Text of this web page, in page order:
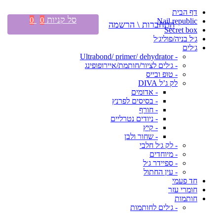
דף הבית
Nail republic
Secret box
ג׳ל בניה/פוליג׳ל
ג׳לים
- Ultrabond/ primer/ dehydrator
- ג׳לים לציור/חותמת/איירופופינג
- טופ ובייס
לק ג’ל DIVA
- אדומים
- בסיסים לפרנץ
- חורף
- ניודים נטרליים
- קיץ
- שחור ולבן
- לק ג׳ל חלבי
- מיוחדים
- ספיידר ג׳ל
- עין החתול
חד פעמי
חומרי עזר
חותמות
- ג׳לים לחותמות
התחברות \ הרשמה סל קניות 0
0